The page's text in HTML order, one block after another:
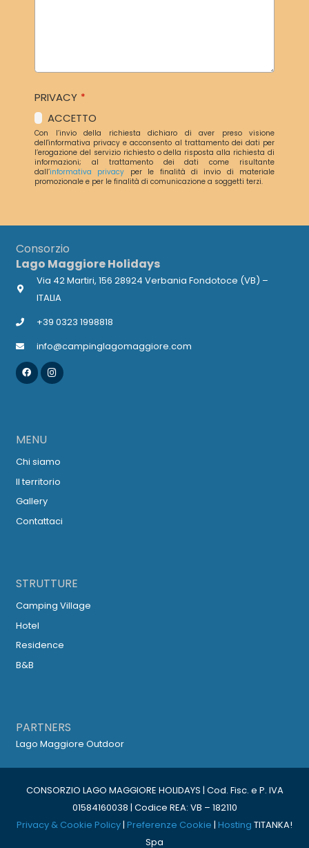
PRIVACY *
ACCETTO
Con l’invio della richiesta dichiaro di aver preso visione
dell'informativa privacy e acconsento al trattamento dei dati per
l’erogazione del servizio richiesto o della risposta alla richiesta di
informazioni; al trattamento dei dati come risultante
dall’informativa privacy per le finalità di invio di materiale
promozionale e per le finalità di comunicazione a soggetti terzi.
deve
essere
Consorzio
Lago Maggiore Holidays
Via 42 Martiri, 156 28924 Verbania Fondotoce (VB) –
ITALIA
+39 0323 1998818
info@campinglagomaggiore.com
MENU
Chi siamo
Il territorio
Gallery
Contattaci
STRUTTURE
Camping Village
Hotel
Residence
B&B
PARTNERS
Lago Maggiore Outdoor
CONSORZIO LAGO MAGGIORE HOLIDAYS | Cod. Fisc. e P. IVA
01584160038 | Codice REA: VB – 182110
Privacy & Cookie Policy| Preferenze Cookie | Hosting TITANKA!
Spa